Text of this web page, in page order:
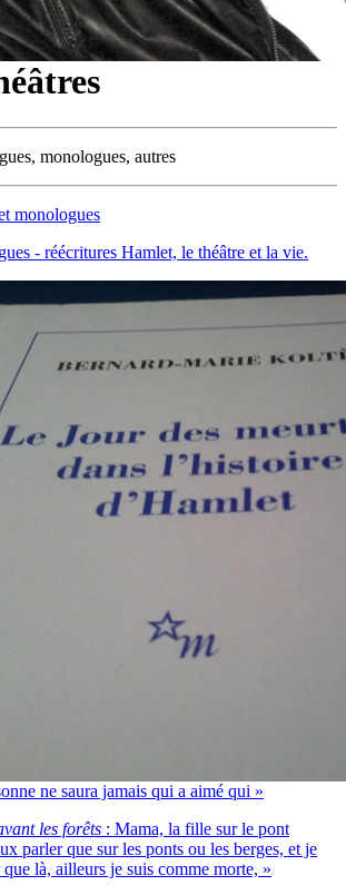
monologues, autres
monologues
- réécritures Hamlet, le théâtre et la vie.
ne saura jamais qui a aimé qui »
les forêts : Mama, la fille sur le pont
parler que sur les ponts ou les berges, et je
là, ailleurs je suis comme morte, »